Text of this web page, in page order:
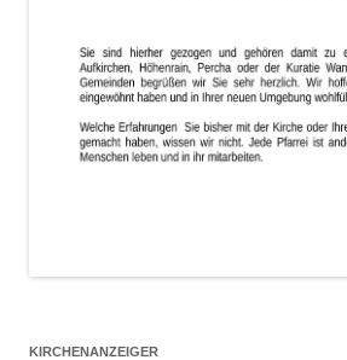
KIRCHENANZEIGER